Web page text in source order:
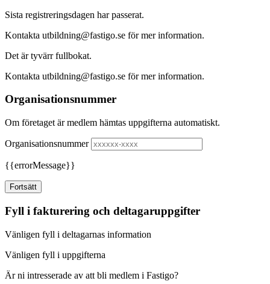
Sista registreringsdagen har passerat.
Kontakta utbildning@fastigo.se för mer information.
Det är tyvärr fullbokat.
Kontakta utbildning@fastigo.se för mer information.
Organisationsnummer
Om företaget är medlem hämtas uppgifterna automatiskt.
Organisationsnummer
{{errorMessage}}
Fortsätt
Fyll i fakturering och deltagaruppgifter
Vänligen fyll i deltagarnas information
Vänligen fyll i uppgifterna
Är ni intresserade av att bli medlem i Fastigo?